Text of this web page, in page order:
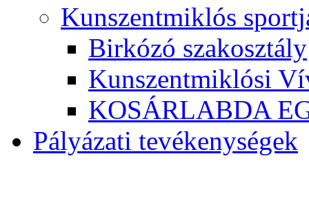
Kunszentmiklós
Birkózó szakosztály
Kunszentmiklósi
KOSÁRLABDA
Pályázati tevékenységek